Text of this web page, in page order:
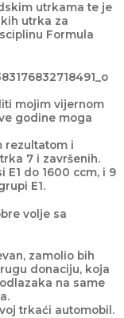
utrkama te je
utrka za
Formula
mojim vijernom
godine moga
rezultatom i
7 i završenih.
E1 do 1600 ccm, i 9
E1.
volje sa
zamolio bih
donaciju, koja
na same
trkaći automobil.